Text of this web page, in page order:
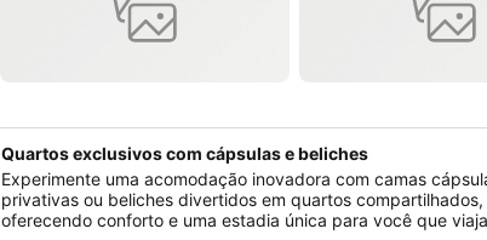
Quartos exclusivos com cápsulas e beliches
Experimente uma acomodação inovadora com camas
privativas ou beliches divertidos em quartos compartilhados,
oferecendo conforto e uma estadia única para você que